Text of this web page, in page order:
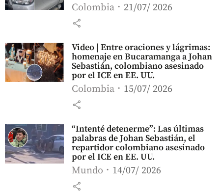
Colombia 21/07/ 2026
share
Video | Entre oraciones y lágrimas:
homenaje en Bucaramanga a Johan
Sebastián, colombiano asesinado
por el ICE en EE. UU.
Colombia 15/07/ 2026
share
“Intenté detenerme”: Las últimas
palabras de Johan Sebastián, el
repartidor colombiano asesinado
por el ICE en EE. UU.
Mundo 14/07/ 2026
share